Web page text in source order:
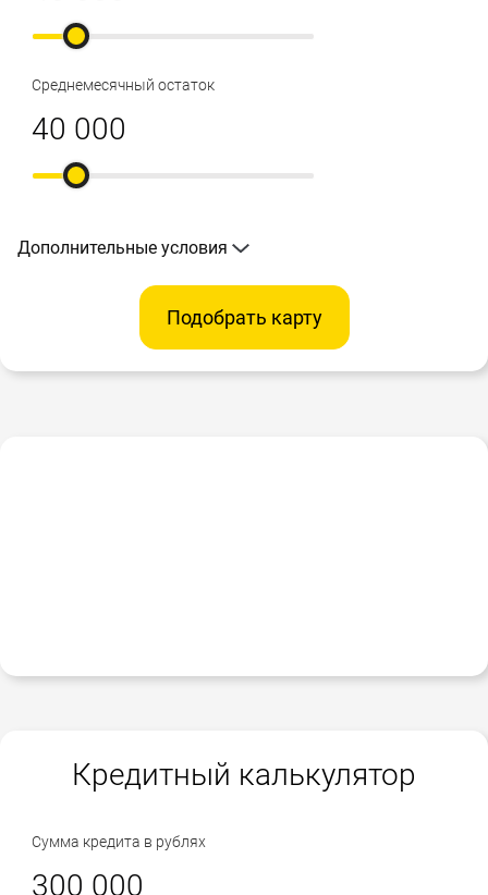
Среднемесячный остаток
Дополнительные условия
Подобрать карту
Кредитный калькулятор
Сумма кредита в рублях